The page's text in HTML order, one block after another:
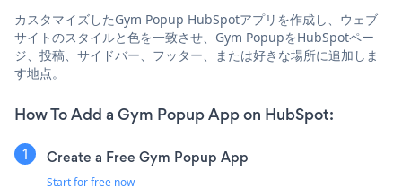
カスタマイズしたGym Popup HubSpotアプリを作成し、ウェブ
サイトのスタイルと色を一致させ、Gym PopupをHubSpotペー
ジ、投稿、サイドバー、フッター、または好きな場所に追加しま
す地点。
How To Add a Gym Popup App on HubSpot:
Create a Free Gym Popup App
Start for free now